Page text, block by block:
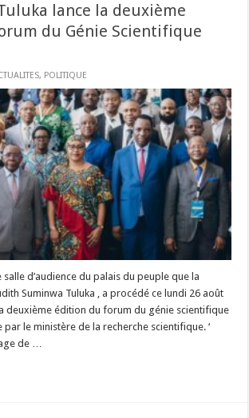
lance la deuxième
du Génie Scientifique
, POLITIQUE
salle d’audience du palais du peuple que la
Suminwa Tuluka , a procédé ce lundi 26 août
deuxième édition du forum du génie scientifique
le ministère de la recherche scientifique. ‘
de …